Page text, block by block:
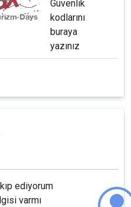
Güvenlik
kodlarını
buraya
yazınız
ediyorum
varmı